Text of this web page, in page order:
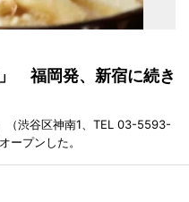
福岡発、新宿に続き
（渋谷区神南1、TEL 03-5593-
ープンした。